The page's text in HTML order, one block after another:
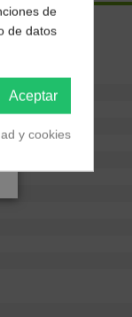
de
de datos
Aceptar
y cookies